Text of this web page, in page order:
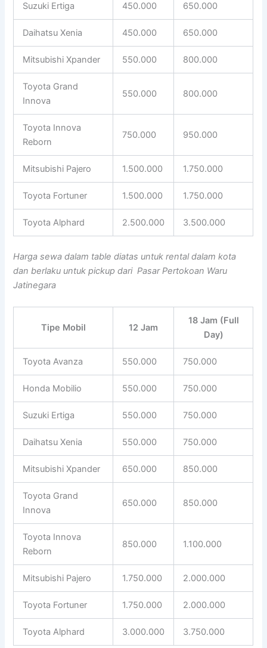
Suzuki Ertiga 450.000 650.000
Daihatsu Xenia 450.000 650.000
Mitsubishi Xpander 550.000 800.000
Toyota Grand
Innova
550.000 800.000
Toyota Innova
Reborn
750.000 950.000
Mitsubishi Pajero 1.500.000 1.750.000
Toyota Fortuner 1.500.000 1.750.000
Toyota Alphard 2.500.000 3.500.000
Harga sewa dalam table diatas untuk rental dalam kota
dan berlaku untuk pickup dari Pasar Pertokoan Waru
Jatinegara
Tipe Mobil 12 Jam
18 Jam (Full
Day)
Toyota Avanza 550.000 750.000
Honda Mobilio 550.000 750.000
Suzuki Ertiga 550.000 750.000
Daihatsu Xenia 550.000 750.000
Mitsubishi Xpander 650.000 850.000
Toyota Grand
Innova
650.000 850.000
Toyota Innova
Reborn
850.000 1.100.000
Mitsubishi Pajero 1.750.000 2.000.000
Toyota Fortuner 1.750.000 2.000.000
Toyota Alphard 3.000.000 3.750.000